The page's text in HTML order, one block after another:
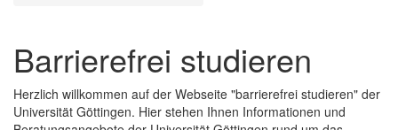
Barrierefrei studieren
Herzlich willkommen auf der Webseite "barrierefrei studieren" der
Universität Göttingen. Hier stehen Ihnen Informationen und